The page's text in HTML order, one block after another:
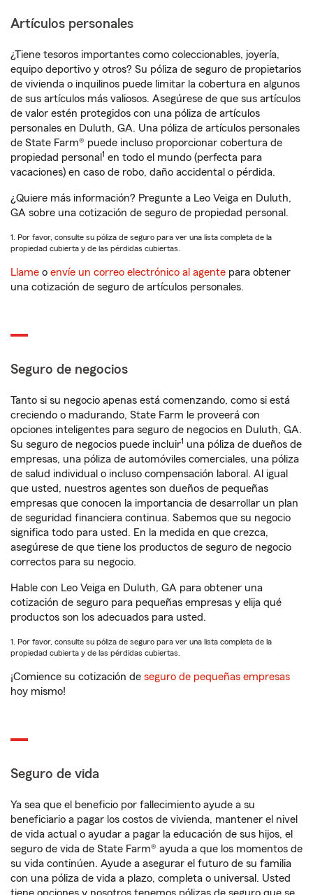
Artículos personales
¿Tiene tesoros importantes como coleccionables, joyería,
equipo deportivo y otros? Su póliza de seguro de propietarios
de vivienda o inquilinos puede limitar la cobertura en algunos
de sus artículos más valiosos. Asegúrese de que sus artículos
de valor estén protegidos con una póliza de artículos
personales en Duluth, GA. Una póliza de artículos personales
de State Farm® puede incluso proporcionar cobertura de
propiedad personal 1 en todo el mundo (perfecta para
vacaciones) en caso de robo, daño accidental o pérdida.
¿Quiere más información? Pregunte a Leo Veiga en Duluth,
GA sobre una cotización de seguro de propiedad personal.
1. Por favor, consulte su póliza de seguro para ver una lista completa de la
propiedad cubierta y de las pérdidas cubiertas.
Llame o envíe un correo electrónico al agente para obtener
una cotización de seguro de artículos personales.
Seguro de negocios
Tanto si su negocio apenas está comenzando, como si está
creciendo o madurando, State Farm le proveerá con
opciones inteligentes para seguro de negocios en Duluth, GA.
Su seguro de negocios puede incluir1 una póliza de dueños de
empresas, una póliza de automóviles comerciales, una póliza
de salud individual o incluso compensación laboral. Al igual
que usted, nuestros agentes son dueños de pequeñas
empresas que conocen la importancia de desarrollar un plan
de seguridad financiera continua. Sabemos que su negocio
significa todo para usted. En la medida en que crezca,
asegúrese de que tiene los productos de seguro de negocio
correctos para su negocio.
Hable con Leo Veiga en Duluth, GA para obtener una
cotización de seguro para pequeñas empresas y elija qué
productos son los adecuados para usted.
1. Por favor, consulte su póliza de seguro para ver una lista completa de la
propiedad cubierta y de las pérdidas cubiertas.
¡Comience su cotización de seguro de pequeñas empresas
hoy mismo!
Seguro de vida
Ya sea que el beneficio por fallecimiento ayude a su
beneficiario a pagar los costos de vivienda, mantener el nivel
de vida actual o ayudar a pagar la educación de sus hijos, el
seguro de vida de State Farm® ayuda a que los momentos de
su vida continúen. Ayude a asegurar el futuro de su familia
con una póliza de vida a plazo, completa o universal. Usted